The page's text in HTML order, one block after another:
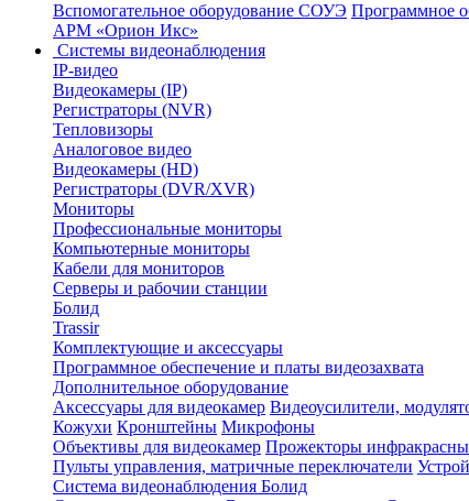
Вспомогательное оборудование СОУЭ Программное
АРМ «Орион Икс»
Системы видеонаблюдения
IP-видео
Видеокамеры (IP)
Регистраторы (NVR)
Тепловизоры
Аналоговое видео
Видеокамеры (HD)
Регистраторы (DVR/XVR)
Мониторы
Профессиональные мониторы
Компьютерные мониторы
Кабели для мониторов
Серверы и рабочии станции
Болид
Trassir
Комплектующие и аксессуары
Программное обеспечение и платы видеозахвата
Дополнительное оборудование
Аксессуары для видеокамер Видеоусилители,
Кожухи Кронштейны Микрофоны
Объективы для видеокамер Прожекторы
Пульты управления, матричные переключатели
Система видеонаблюдения Болид